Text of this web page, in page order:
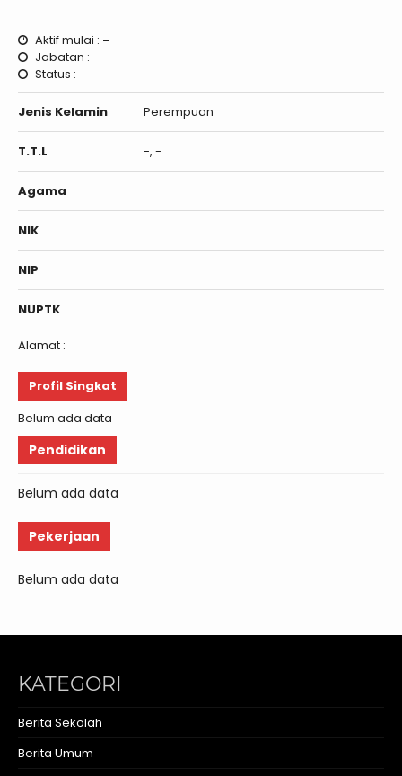
Aktif mulai : -
Jabatan :
Status :
Jenis Kelamin Perempuan
T.T.L -, -
Agama
NIK
NIP
NUPTK
Alamat :
Profil Singkat
Belum ada data
Pendidikan
Belum ada data
Pekerjaan
Belum ada data
KATEGORI
Berita Sekolah
Berita Umum